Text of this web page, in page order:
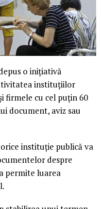
o inițiativă
instituțiilor
firmele cu cel puțin 60
document, aviz sau
instituție publică va
despre
permite luarea